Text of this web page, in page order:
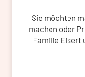
Sie möchten
machen oder
Familie Eisert